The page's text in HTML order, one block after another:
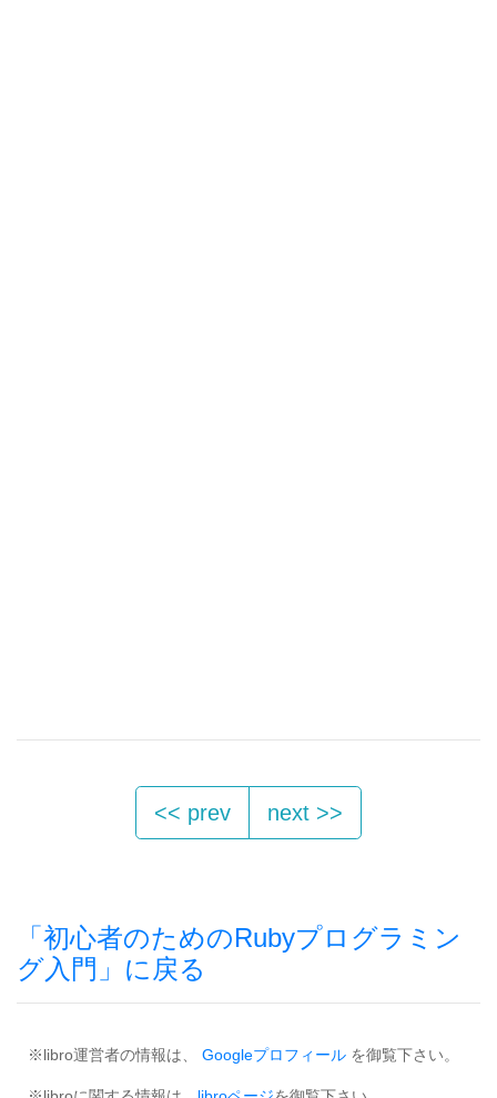
<< prev next >>
「初心者のためのRubyプログラミン
グ入門」に戻る
※libro運営者の情報は、 Googleプロフィール を御覧下さい。